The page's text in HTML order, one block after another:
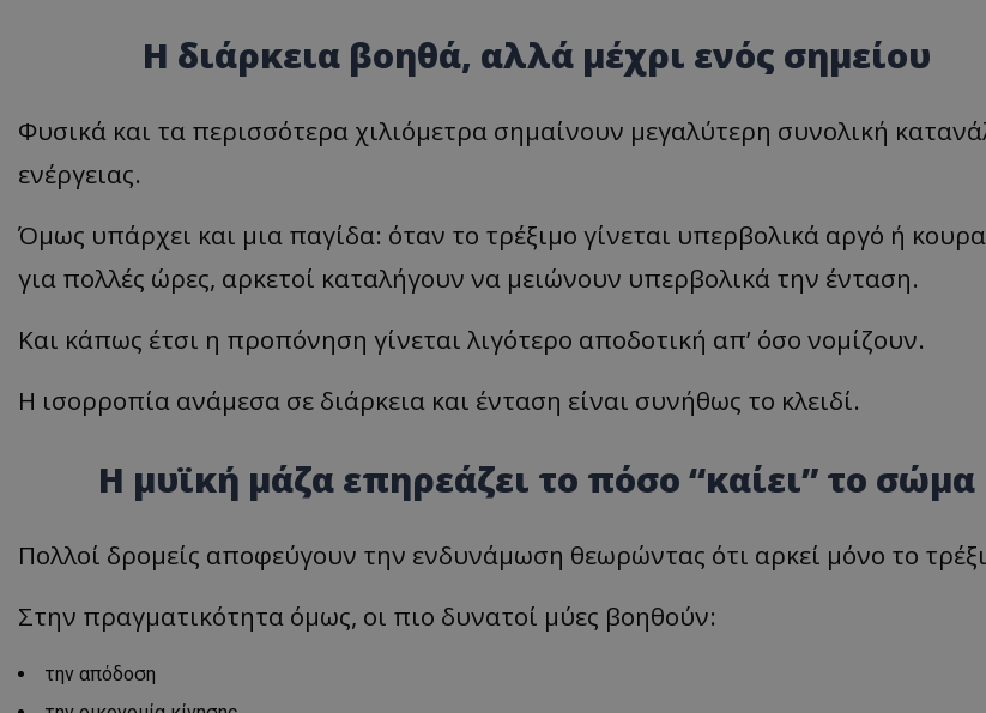
Η διάρκεια βοηθά, αλλά μέχρι ενός σημείου
Φυσικά και τα περισσότερα χιλιόμετρα σημαίνουν μεγαλύτερη συνολική
ενέργειας.
Όμως υπάρχει και μια παγίδα: όταν το τρέξιμο γίνεται υπερβολικά αργό ή
για πολλές ώρες, αρκετοί καταλήγουν να μειώνουν υπερβολικά την ένταση.
Και κάπως έτσι η προπόνηση γίνεται λιγότερο αποδοτική απ’ όσο νομίζουν.
Η ισορροπία ανάμεσα σε διάρκεια και ένταση είναι συνήθως το κλειδί.
Η μυϊκή μάζα επηρεάζει το πόσο “καίει” το σώμα
Πολλοί δρομείς αποφεύγουν την ενδυνάμωση θεωρώντας ότι αρκεί μόνο το
Στην πραγματικότητα όμως, οι πιο δυνατοί μύες βοηθούν:
την απόδοση